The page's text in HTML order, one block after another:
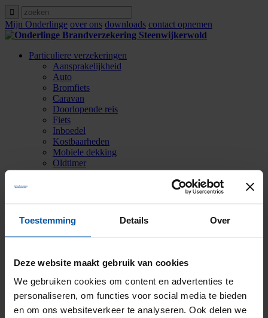
Toestemming Details Over
Deze website maakt gebruik van cookies
We gebruiken cookies om content en advertenties te
personaliseren, om functies voor social media te bieden
en om ons websiteverkeer te analyseren. Ook delen we
Mijn Onderlinge over ons downloads contact opnemen
Particuliere verzekeringen
Aansprakelijkheid
Auto
Bromfiets
Caravan
Doorlopende reis
Fiets
Inboedel
Kostbaarheden
Mobiele dekking
Oldtimer
Ongevallen
Zakelijke verzekeringen
Agrarische verzekeringen
Contact opnemen
Zoeken
Mijn Onderlinge
Menu Menu